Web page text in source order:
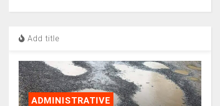
Add title
ADMINISTRATIVE